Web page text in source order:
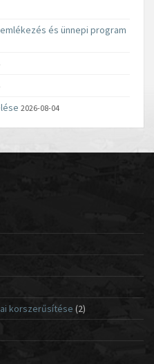
és ünnepi program
2026-08-04
korszerűsítése (2)